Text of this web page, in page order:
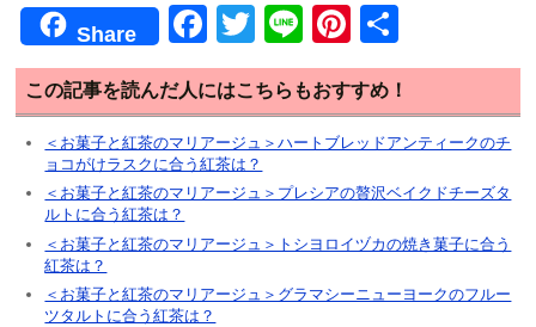
Share
F
a
c
e
b
o
o
k
T
wi
tt
er
Li
n
e
Pi
nt
er
e
st
有
この記事を読んだ人にはこちらもおすすめ！
＜お菓子と紅茶のマリアージュ＞ハートブレッドアンティークのチ
ョコがけラスクに合う紅茶は？
＜お菓子と紅茶のマリアージュ＞プレシアの贅沢ベイクドチーズタ
ルトに合う紅茶は？
＜お菓子と紅茶のマリアージュ＞トシヨロイヅカの焼き菓子に合う
紅茶は？
＜お菓子と紅茶のマリアージュ＞グラマシーニューヨークのフルー
ツタルトに合う紅茶は？